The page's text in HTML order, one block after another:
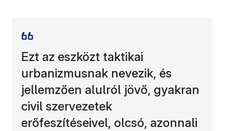
Ezt az eszközt taktikai
urbanizmusnak nevezik, és
jellemzően alulról jövő, gyakran
civil szervezetek
erőfeszítéseivel, olcsó, azonnali